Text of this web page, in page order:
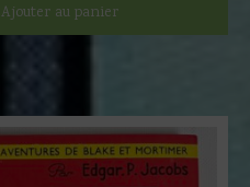
Ajouter au panier